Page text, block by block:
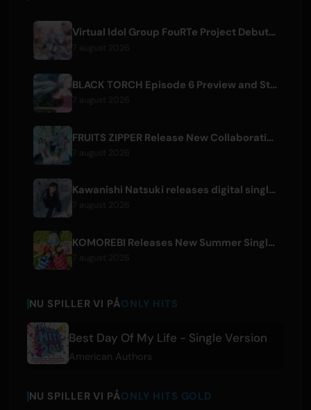
Virtual Idol Group FouRTe Project Debuts with 'ALL IN' Album Produced by m-flo's ☆Taku Takahashi
BLACK TORCH Episode 6 Preview and Streaming Details
FRUITS ZIPPER Release New Collaboration Song '1,2,3,FOOOOUR'
Kawanishi Natsuki releases digital single 'Sayonara wa Ichiban Kirei na Atashi de'
KOMOREBI Releases New Summer Single 'Letsu Natsu'
NU SPILLER VI PÅONLY HITS
Best Day Of My Life - Single Version
American Authors
NU SPILLER VI PÅONLY HITS GOLD